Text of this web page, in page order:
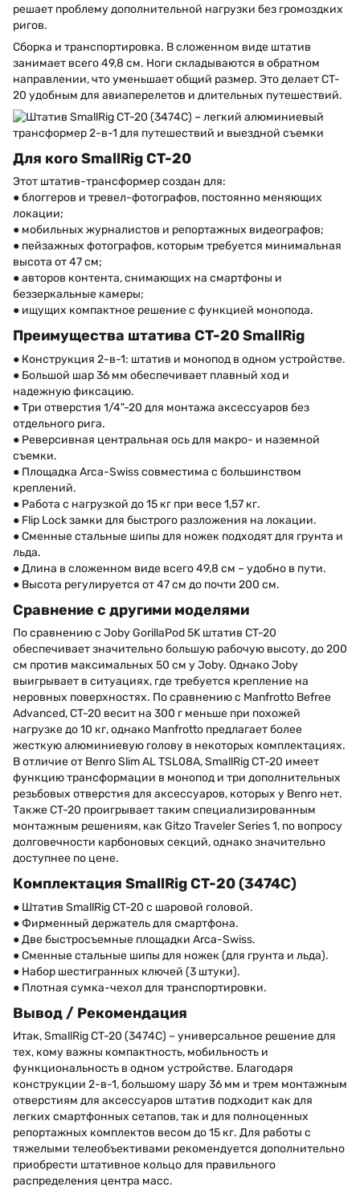
решает проблему дополнительной нагрузки без громоздких
ригов.
Сборка и транспортировка. В сложенном виде штатив
занимает всего 49,8 см. Ноги складываются в обратном
направлении, что уменьшает общий размер. Это делает CT-
20 удобным для авиаперелетов и длительных путешествий.
Для кого SmallRig CT-20
Этот штатив-трансформер создан для:
● блоггеров и тревел-фотографов, постоянно меняющих
локации;
● мобильных журналистов и репортажных видеографов;
● пейзажных фотографов, которым требуется минимальная
высота от 47 см;
● авторов контента, снимающих на смартфоны и
беззеркальные камеры;
● ищущих компактное решение с функцией монопода.
Преимущества штатива CT-20 SmallRig
● Конструкция 2-в-1: штатив и монопод в одном устройстве.
● Большой шар 36 мм обеспечивает плавный ход и
надежную фиксацию.
● Три отверстия 1/4"-20 для монтажа аксессуаров без
отдельного рига.
● Реверсивная центральная ось для макро- и наземной
съемки.
● Площадка Arca-Swiss совместима с большинством
креплений.
● Работа с нагрузкой до 15 кг при весе 1,57 кг.
● Flip Lock замки для быстрого разложения на локации.
● Сменные стальные шипы для ножек подходят для грунта и
льда.
● Длина в сложенном виде всего 49,8 см – удобно в пути.
● Высота регулируется от 47 см до почти 200 см.
Сравнение с другими моделями
По сравнению с Joby GorillaPod 5K штатив CT-20
обеспечивает значительно большую рабочую высоту, до 200
см против максимальных 50 см у Joby. Однако Joby
выигрывает в ситуациях, где требуется крепление на
неровных поверхностях. По сравнению с Manfrotto Befree
Advanced, CT-20 весит на 300 г меньше при похожей
нагрузке до 10 кг, однако Manfrotto предлагает более
жесткую алюминиевую голову в некоторых комплектациях.
В отличие от Benro Slim AL TSL08A, SmallRig CT-20 имеет
функцию трансформации в монопод и три дополнительных
резьбовых отверстия для аксессуаров, которых у Benro нет.
Также CT-20 проигрывает таким специализированным
монтажным решениям, как Gitzo Traveler Series 1, по вопросу
долговечности карбоновых секций, однако значительно
доступнее по цене.
Комплектация SmallRig CT-20 (3474C)
● Штатив SmallRig CT-20 с шаровой головой.
● Фирменный держатель для смартфона.
● Две быстросъемные площадки Arca-Swiss.
● Сменные стальные шипы для ножек (для грунта и льда).
● Набор шестигранных ключей (3 штуки).
● Плотная сумка-чехол для транспортировки.
Вывод / Рекомендация
Итак, SmallRig CT-20 (3474C) – универсальное решение для
тех, кому важны компактность, мобильность и
функциональность в одном устройстве. Благодаря
конструкции 2-в-1, большому шару 36 мм и трем монтажным
отверстиям для аксессуаров штатив подходит как для
легких смартфонных сетапов, так и для полноценных
репортажных комплектов весом до 15 кг. Для работы с
тяжелыми телеобъективами рекомендуется дополнительно
приобрести штативное кольцо для правильного
распределения центра масс.